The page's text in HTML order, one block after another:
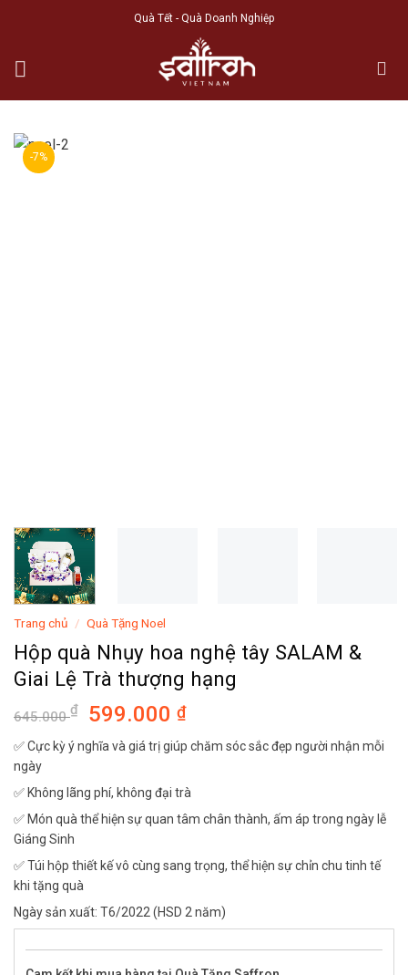
content
Quà Tết - Quà Doanh Nghiệp
-7%
Trang chủ / Quà Tặng Noel
Hộp quà Nhụy hoa nghệ tây SALAM &
Giai Lệ Trà thượng hạng
645.000₫ 599.000 ₫
✅ Cực kỳ ý nghĩa và giá trị giúp chăm sóc sắc đẹp người nhận mỗi
ngày
✅ Không lãng phí, không đại trà
✅ Món quà thể hiện sự quan tâm chân thành, ấm áp trong ngày lễ
Giáng Sinh
✅ Túi hộp thiết kế vô cùng sang trọng, thể hiện sự chỉn chu tinh tế
khi tặng quà
Ngày sản xuất: T6/2022 (HSD 2 năm)